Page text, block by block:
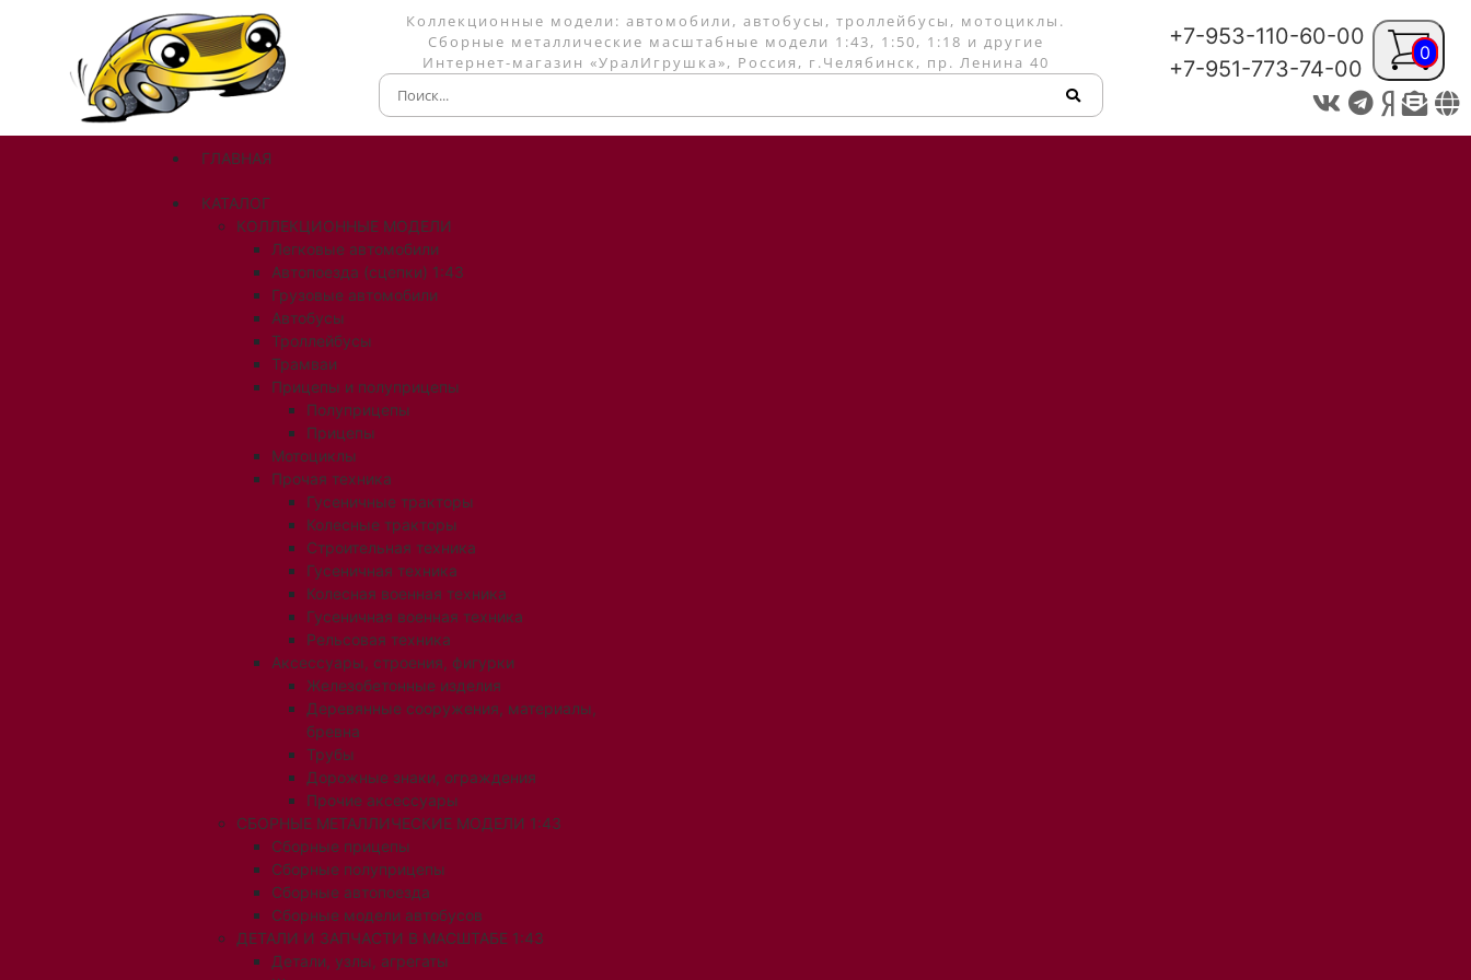
Коллекционные модели: автомобили, автобусы, троллейбусы, мотоциклы.
Сборные металлические масштабные модели 1:43, 1:50, 1:18 и другие
Интернет-магазин «УралИгрушка», Россия, г.Челябинск, пр. Ленина 40
+7-953-110-60-00
+7-951-773-74-00
ГЛАВНАЯ
КАТАЛОГ
КОЛЛЕКЦИОННЫЕ МОДЕЛИ
Легковые автомобили
Автопоезда (сцепки) 1:43
Грузовые автомобили
Автобусы
Троллейбусы
Трамваи
Прицепы и полуприцепы
Полуприцепы
Прицепы
Мотоциклы
Прочая техника
Гусеничные тракторы
Колесные тракторы
Строительная техника
Гусеничная техника
Колесная военная техника
Гусеничная военная техника
Рельсовая техника
Аксессуары, строения, фигурки
Железобетонные изделия
Деревянные сооружения, материалы,
бревна
Трубы
Дорожные знаки, ограждения
Прочие аксессуары
СБОРНЫЕ МЕТАЛЛИЧЕСКИЕ МОДЕЛИ 1:43
Сборные прицепы
Сборные полуприцепы
Сборные автопоезда
Сборные модели автобусов
ДЕТАЛИ И ЗАПЧАСТИ В МАСШТАБЕ 1:43
Детали, узлы, агрегаты
0